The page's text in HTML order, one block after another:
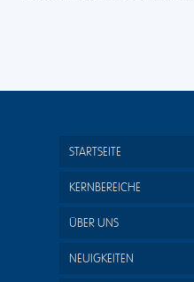
STARTSEITE
KERNBEREICHE
ÜBER UNS
NEUIGKEITEN